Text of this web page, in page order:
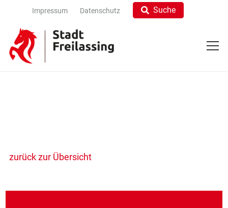
Impressum Datenschutz Suche
zurück zur Übersicht